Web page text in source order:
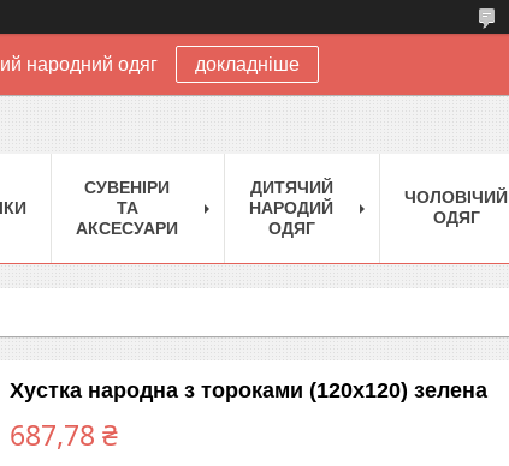
народний одяг докладніше
CУВЕНІРИ
ТА
АКСЕСУАРИ
ДИТЯЧИЙ
НАРОДИЙ
ОДЯГ
ЧОЛОВІЧИЙ
ОДЯГ
Хустка народна з тороками (120х120) зелена
687,78 ₴